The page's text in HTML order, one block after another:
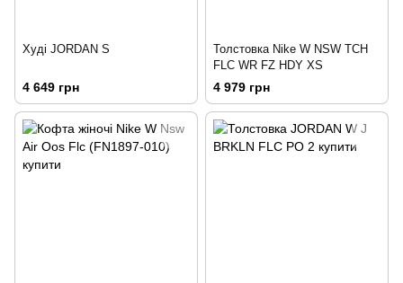
Худі JORDAN S
4 649 грн
Толстовка Nike W NSW TCH
FLC WR FZ HDY XS
4 979 грн